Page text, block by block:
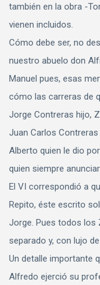
también en la obra -
vienen incluidos.
Cómo debe ser, no
nuestro abuelo don
Manuel pues, esas
cómo las carreras de
Jorge Contreras hijo,
Juan Carlos
Alberto quien le dio
quien siempre
El VI correspondió a
Repito, éste escrito
Jorge. Pues todos los
separado y, con lujo
Un detalle importante
Alfredo ejerció su